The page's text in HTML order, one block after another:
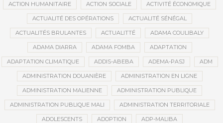
ACTION HUMANITAIRE ACTION SOCIALE ACTIVITÉ ÉCONOMIQUE
ACTUALITÉ DES OPÉRATIONS ACTUALITÉ SÉNÉGAL
ACTUALITÉS BRULANTES ACTUALITTÉ ADAMA COULIBALY
ADAMA DIARRA ADAMA FOMBA ADAPTATION
ADAPTATION CLIMATIQUE ADDIS-ABEBA ADEMA-PASJ ADM
ADMINISTRATION DOUANIÈRE ADMINISTRATION EN LIGNE
ADMINISTRATION MALIENNE ADMINISTRATION PUBLIQUE
ADMINISTRATION PUBLIQUE MALI ADMINISTRATION TERRITORIALE
ADOLESCENTS ADOPTION ADP-MALIBA